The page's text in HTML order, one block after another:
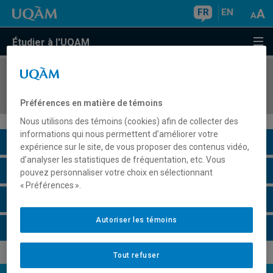
FR EN
Étudier à l'UQAM
COURS//
Description du cours
Horaire - Été 2026
Préférences en matière de témoins
Nous utilisons des témoins (cookies) afin de collecter des
informations qui nous permettent d’améliorer votre
expérience sur le site, de vous proposer des contenus vidéo,
d’analyser les statistiques de fréquentation, etc. Vous
pouvez personnaliser votre choix en sélectionnant
« Préférences ».
Tout refuser
Autoriser les témoins